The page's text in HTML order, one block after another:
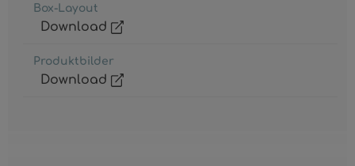
Box-Layout
Download
Produktbilder
Download